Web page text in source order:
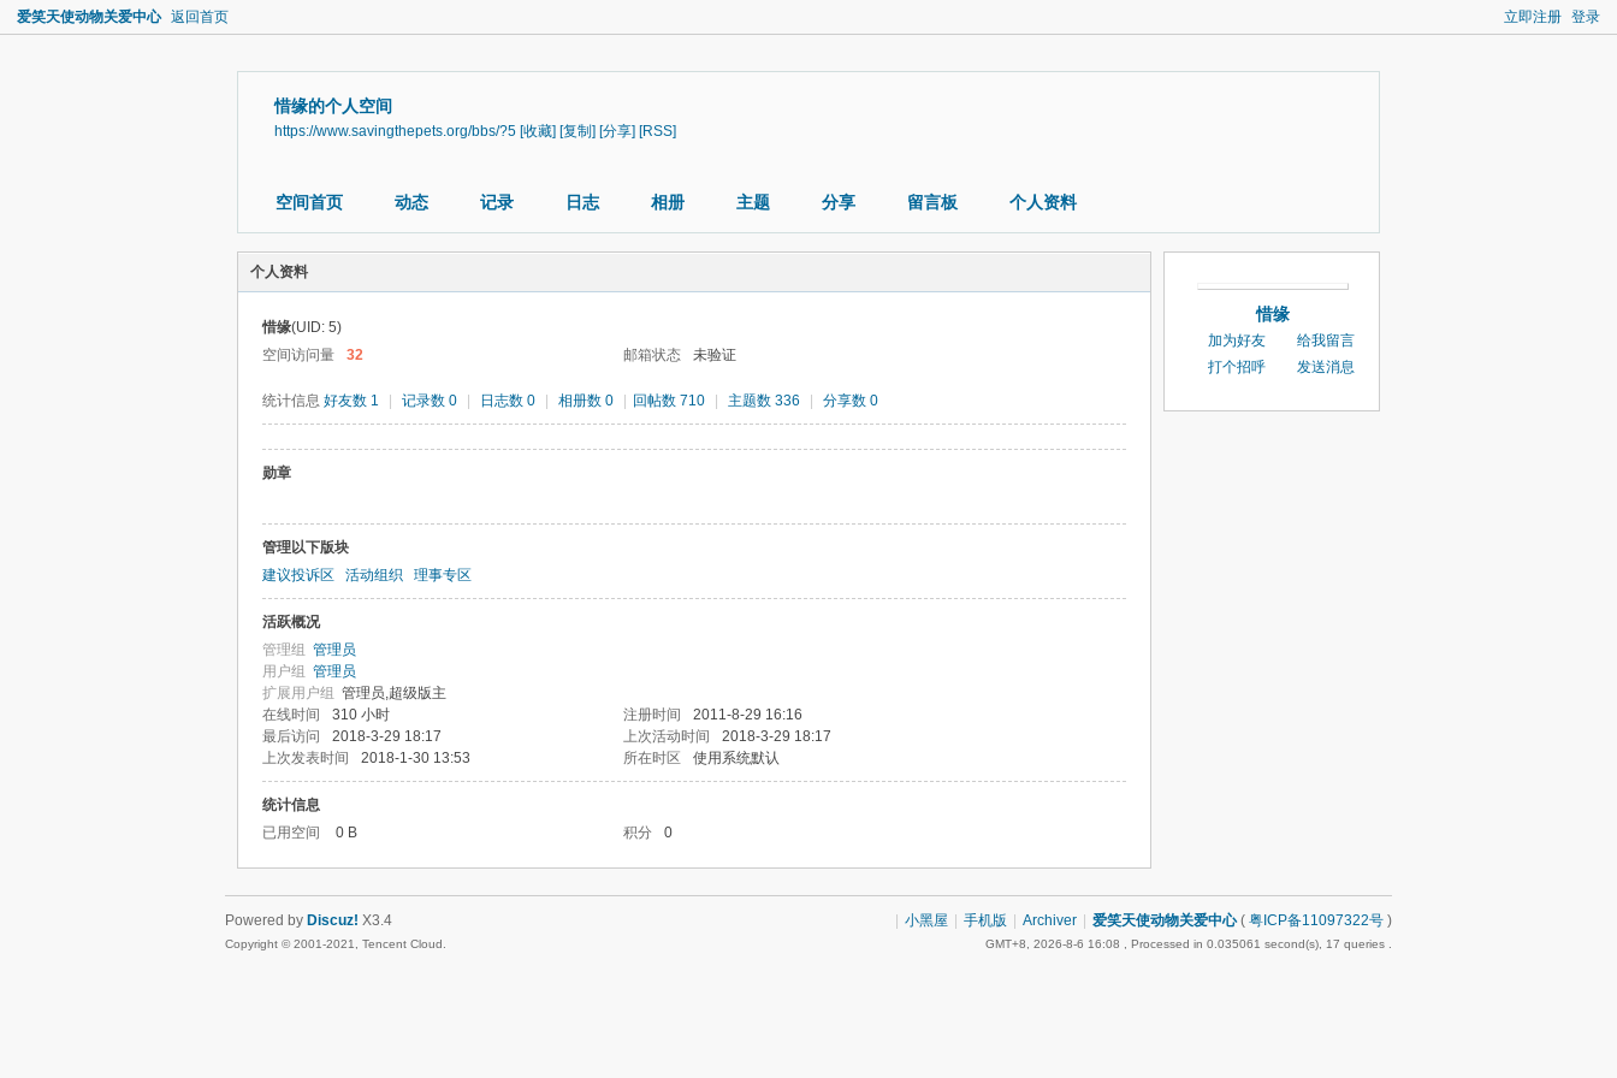
立即注册 登录
爱笑天使动物关爱中心 返回首页
惜缘的个人空间
https://www.savingthepets.org/bbs/?5 [收藏] [复制] [分享] [RSS]
空间首页 动态 记录 日志 相册 主题 分享 留言板 个人资料
个人资料
惜缘(UID: 5)
空间访问量
32 邮箱状态 未验证
统计信息 好友数 1 记录数 0 日志数 0 相册数 0 回帖数 710 主题数 336 分享数 0
勋章
管理以下版块
建议投诉区
活动组织 理事专区
活跃概况
管理组 管理员
用户组 管理员
扩展用户组 管理员,超级版主
在线时间
310 小时 注册时间
2011-8-29 16:16
最后访问
2018-3-29 18:17 上次活动时间
2018-3-29 18:17
上次发表时间
2018-1-30 13:53 所在时区 使用系统默认
统计信息
已用空间
0 B 积分 0
惜缘
加为好友
给我留言
打个招呼
发送消息
小黑屋 手机版 Archiver 爱笑天使动物关爱中心( 粤ICP备11097322号 )
GMT+8, 2026-8-6 16:08 , Processed in 0.035061 second(s), 17 queries .
Powered by Discuz! X3.4
Copyright © 2001-2021, Tencent Cloud.